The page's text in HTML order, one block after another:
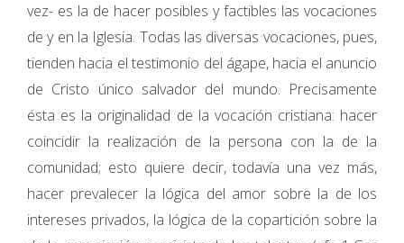
vez- es la de hacer posibles y factibles las vocaciones
de y en la Iglesia. Todas las diversas vocaciones, pues,
tienden hacia el testimonio del ágape, hacia el anuncio
de Cristo único salvador del mundo. Precisamente
ésta es la originalidad de la vocación cristiana: hacer
coincidir la realización de la persona con la de la
comunidad; esto quiere decir, todavía una vez más,
hacer prevalecer la lógica del amor sobre la de los
intereses privados, la lógica de la copartición sobre la